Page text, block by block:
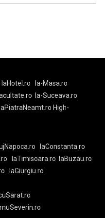
laHotel.ro
la-Masa.ro
la-Suceava.ro
laPiatraNeamt.ro High-
laConstanta.ro
laTimisoara.ro
laBuzau.ro
laGiurgiu.ro